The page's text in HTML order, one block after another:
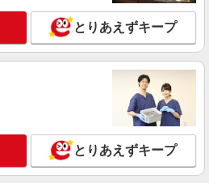
〜60,000円（勤続年数、保有資格
） ・固定残業手当：20,000円（10時
残業時間を超過する場合には超過勤務
支給） 下記資格をお持ちの方
症介護基礎研修 ・初任者研修 ・実務
県横浜市保土ヶ谷区
詳細を見る
/1480000023-018
（ヘルパー）（介護助手）
県横浜市保土ケ谷区岩井町123-2
とりあえずキープ
とりあえずキープ